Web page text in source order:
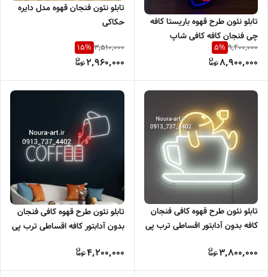
تابلو نئون طرح قهوه باریستا کافه
چی فنجان کافه کافی شاپ
اقساطی بدون آدابتور
9,400,000
5%
8,900,000
تابلو نئون فنجان قهوه مدل دایره
حکاکی
3,510,000
15%
2,960,000
تابلو نئون طرح قهوه کافی فنجان
کافه بدون آدابتور اقساطی ترب پی
3,800,000
تابلو نئون طرح قهوه کافی فنجان
بدون آدابتور کافه اقساطی ترب پی
4,200,000